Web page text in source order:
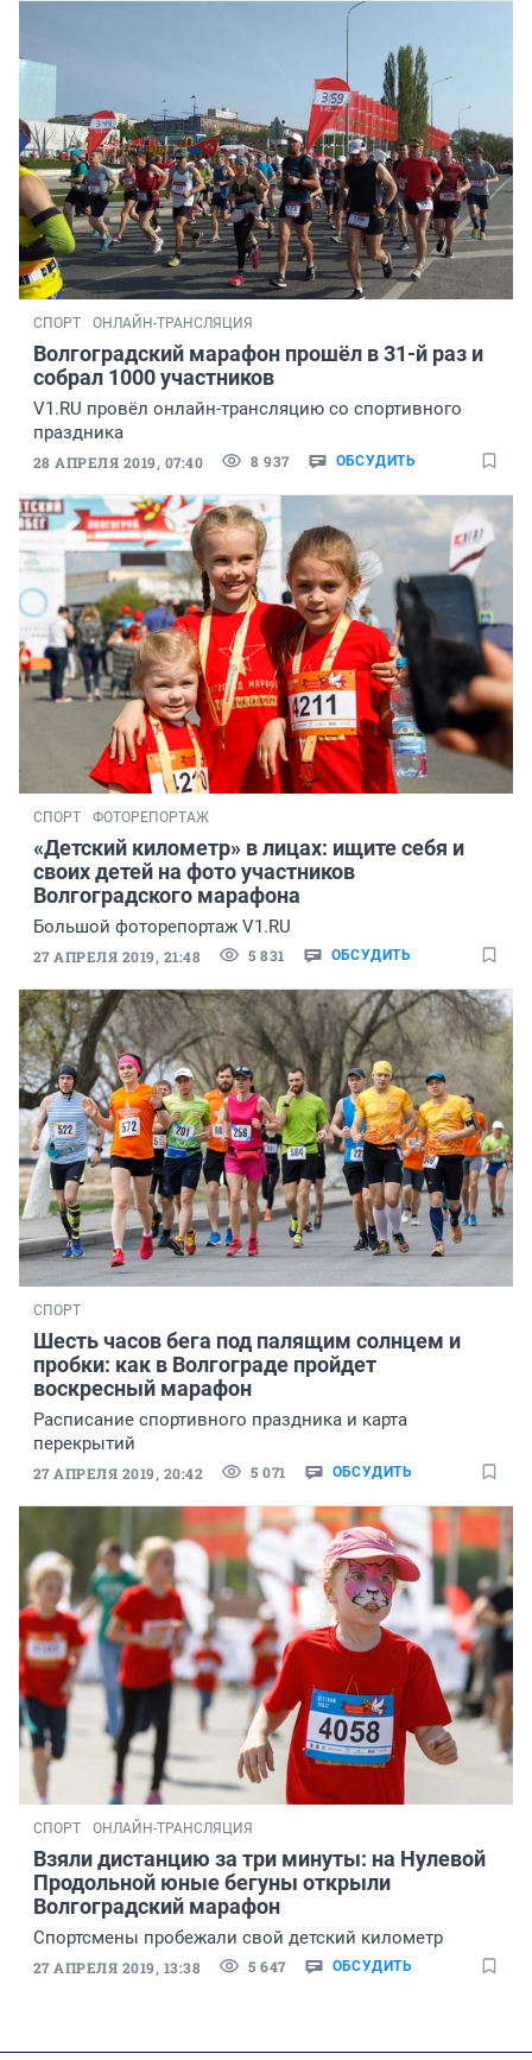
СПОРТ ОНЛАЙН-ТРАНСЛЯЦИЯ
Волгоградский марафон прошёл в 31-й раз и
собрал 1000 участников
V1.RU провёл онлайн-трансляцию со спортивного
праздника
28 АПРЕЛЯ 2019, 07:40 8 937 ОБСУДИТЬ
СПОРТ ФОТОРЕПОРТАЖ
«Детский километр» в лицах: ищите себя и
своих детей на фото участников
Волгоградского марафона
Большой фоторепортаж V1.RU
27 АПРЕЛЯ 2019, 21:48 5 831 ОБСУДИТЬ
СПОРТ
Шесть часов бега под палящим солнцем и
пробки: как в Волгограде пройдет
воскресный марафон
Расписание спортивного праздника и карта
перекрытий
27 АПРЕЛЯ 2019, 20:42 5 071 ОБСУДИТЬ
СПОРТ ОНЛАЙН-ТРАНСЛЯЦИЯ
Взяли дистанцию за три минуты: на Нулевой
Продольной юные бегуны открыли
Волгоградский марафон
Спортсмены пробежали свой детский километр
27 АПРЕЛЯ 2019, 13:38 5 647 ОБСУДИТЬ